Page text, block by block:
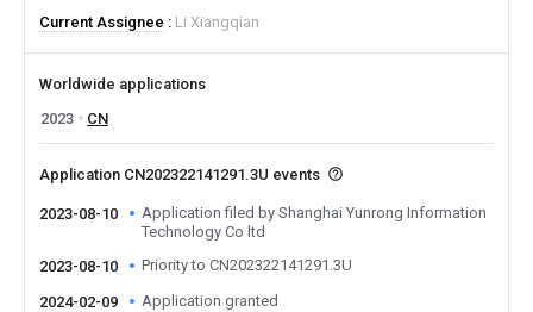
Current Assignee
Li Xiangqian
Worldwide applications
2023
CN
Application CN202322141291.3U events
2023-08-10
Application filed by Shanghai Yunrong Information
Technology Co ltd
2023-08-10
Priority to CN202322141291.3U
2024-02-09 Application granted